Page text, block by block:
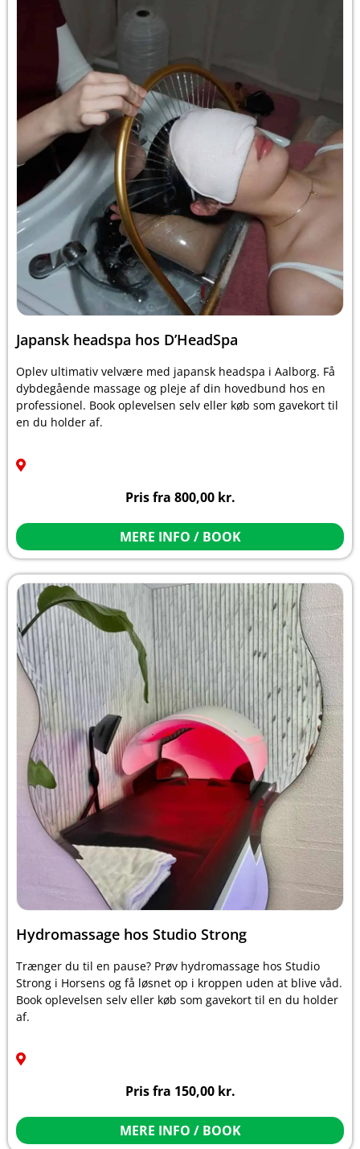
Japansk headspa hos D’HeadSpa
Oplev ultimativ velvære med japansk headspa i Aalborg. Få
dybdegående massage og pleje af din hovedbund hos en
professionel. Book oplevelsen selv eller køb som gavekort til
en du holder af.
Pris fra 800,00 kr.
MERE INFO / BOOK
Hydromassage hos Studio Strong
Trænger du til en pause? Prøv hydromassage hos Studio
Strong i Horsens og få løsnet op i kroppen uden at blive våd.
Book oplevelsen selv eller køb som gavekort til en du holder
af.
Pris fra 150,00 kr.
MERE INFO / BOOK